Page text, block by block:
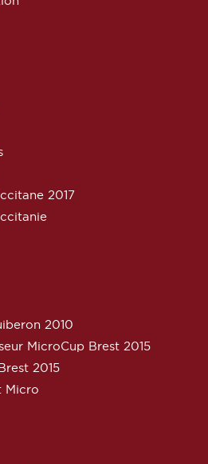
2017
2010
MicroCup Brest 2015
2015
Micro